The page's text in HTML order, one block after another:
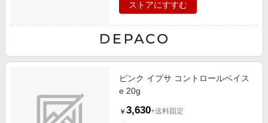
ストアにすすむ
ピンク イプサ コントロールベイス
e 20g
￥ 3,630+送料固定